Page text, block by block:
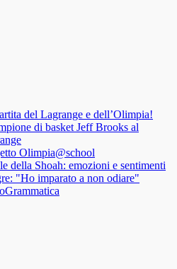
del Lagrange e dell’Olimpia!
di basket Jeff Brooks al
Olimpia@school
della Shoah: emozioni e sentimenti
"Ho imparato a non odiare"